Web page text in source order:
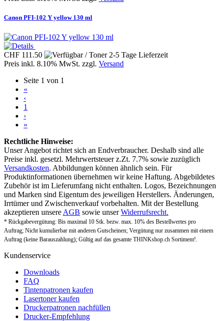
Canon PFI-102 Y yellow 130 ml
CHF 111.50
Preis inkl. 8.10% MwSt. zzgl. Versand
Seite 1 von 1
«
‹
1
›
»
Rechtliche Hinweise:
Unser Angebot richtet sich an Endverbraucher. Deshalb sind alle
Preise inkl. gesetzl. Mehrwertsteuer z.Zt. 7.7% sowie zuzüglich
Versandkosten. Abbildungen können ähnlich sein. Für
Produktinformationen übernehmen wir keine Haftung. Abgebildetes
Zubehör ist im Lieferumfang nicht enthalten. Logos, Bezeichnungen
und Marken sind Eigentum des jeweiligen Herstellers. Änderungen,
Irrtümer und Zwischenverkauf vorbehalten. Mit der Bestellung
akzeptieren unsere AGB sowie unserWiderrufsrecht.
* Rückgabevergütung: Bis maximal 10 Stk. bezw. max. 10% des Bestellwertes pro
Auftrag; Nicht kumulierbar mit anderen Gutscheinen; Vergütung nur zusammen mit einem
Auftrag (keine Barauszahlung); Gültig auf das gesamte THINKshop.ch Sortiment!.
Kundenservice
Downloads
FAQ
Tintenpatronen kaufen
Lasertoner kaufen
Druckerpatronen nachfüllen
Drucker-Empfehlung